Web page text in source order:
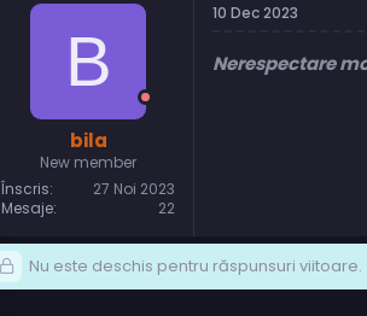
B
bila
New member
Înscris
27 Noi 2023
Mesaje
22
10 Dec 2023
Nerespectare
Nu este deschis pentru răspunsuri viitoare.